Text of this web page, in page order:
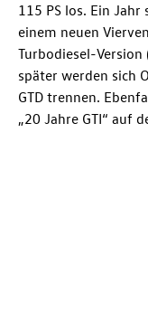
115 PS los. Ein
einem neuen
Turbodiesel-Version
später werden sich
GTD trennen.
„20 Jahre GTI“ auf